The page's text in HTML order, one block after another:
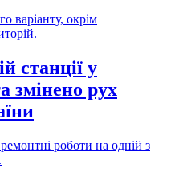
варіанту, окрім
станції у
змінено рух
роботи на одній з